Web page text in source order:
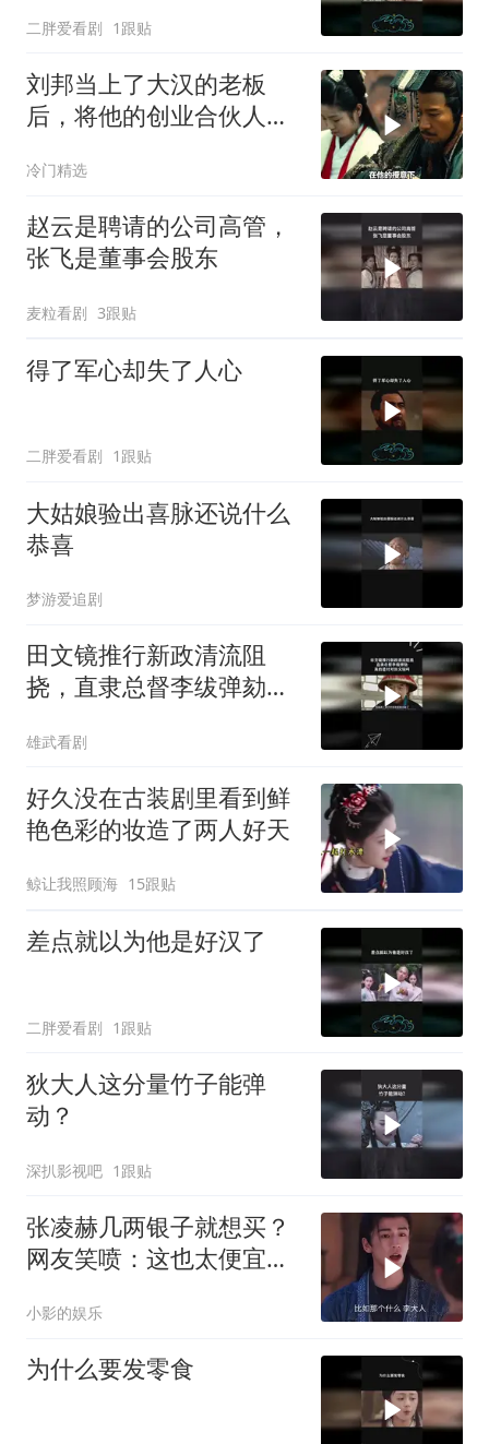
二胖爱看剧 1跟贴
刘邦当上了大汉的老板
后，将他的创业合伙人一
冷门精选
赵云是聘请的公司高管，
张飞是董事会股东
麦粒看剧 3跟贴
得了军心却失了人心
二胖爱看剧 1跟贴
大姑娘验出喜脉还说什么
恭喜
梦游爱追剧
田文镜推行新政清流阻
挠，直隶总督李绂弹劾，
雄武看剧
好久没在古装剧里看到鲜
艳色彩的妆造了️两人好天
鲸让我照顾海 15跟贴
差点就以为他是好汉了
二胖爱看剧 1跟贴
狄大人这分量竹子能弹
动？
深扒影视吧 1跟贴
张凌赫几两银子就想买？
网友笑喷：这也太便宜了
小影的娱乐
为什么要发零食